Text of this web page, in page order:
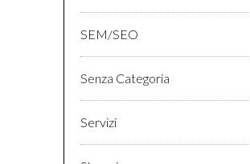
SEM/SEO
Senza Categoria
Servizi